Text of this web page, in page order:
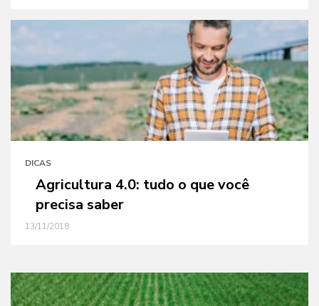
DICAS
Agricultura 4.0: tudo o que você
precisa saber
13/11/2018